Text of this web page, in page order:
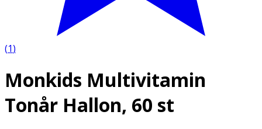
(1)
Monkids Multivitamin
Tonår Hallon, 60 st